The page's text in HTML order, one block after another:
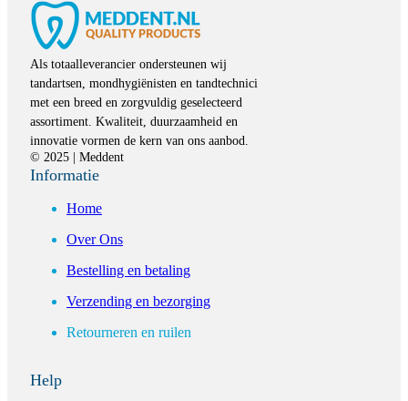
Als totaalleverancier ondersteunen wij
tandartsen, mondhygiënisten en tandtechnici
met een breed en zorgvuldig geselecteerd
assortiment. Kwaliteit, duurzaamheid en
innovatie vormen de kern van ons aanbod.
© 2025 | Meddent
Informatie
Home
Over Ons
Bestelling en betaling
Verzending en bezorging
Retourneren en ruilen
Help